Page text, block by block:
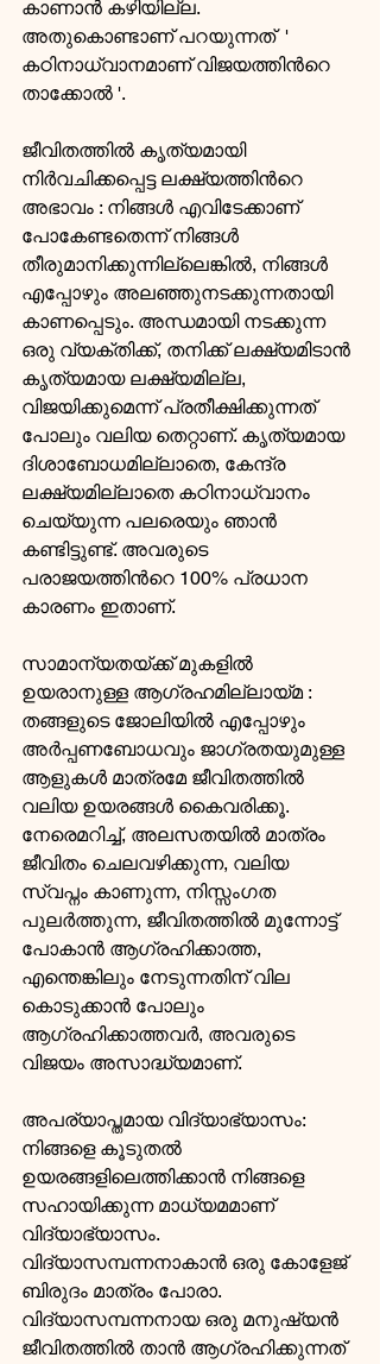
കാണാന്‍ കഴിയില്ല.
അതുകൊണ്ടാണ് പറയുന്നത്  '
കഠിനാധ്വാനമാണ് വിജയത്തിന്‍റെ
താക്കോല്‍ '.
ജീവിതത്തില്‍ കൃത്യമായി
നിര്‍വചിക്കപ്പെട്ട ലക്ഷ്യത്തിന്‍റെ
അഭാവം : നിങ്ങള്‍ എവിടേക്കാണ്
പോകേണ്ടതെന്ന് നിങ്ങള്‍
തീരുമാനിക്കുന്നില്ലെങ്കില്‍, നിങ്ങള്‍
എപ്പോഴും അലഞ്ഞുനടക്കുന്നതായി
കാണപ്പെടും. അന്ധമായി നടക്കുന്ന
ഒരു വ്യക്തിക്ക്, തനിക്ക് ലക്ഷ്യമിടാന്‍
കൃത്യമായ ലക്ഷ്യമില്ല,
വിജയിക്കുമെന്ന് പ്രതീക്ഷിക്കുന്നത്
പോലും വലിയ തെറ്റാണ്. കൃത്യമായ
ദിശാബോധമില്ലാതെ, കേന്ദ്ര
ലക്ഷ്യമില്ലാതെ കഠിനാധ്വാനം
ചെയ്യുന്ന പലരെയും ഞാന്‍
കണ്ടിട്ടുണ്ട്. അവരുടെ
പരാജയത്തിന്‍റെ 100% പ്രധാന
കാരണം ഇതാണ്.
സാമാന്യതയ്ക്ക് മുകളില്‍
ഉയരാനുള്ള ആഗ്രഹമില്ലായ്മ :
തങ്ങളുടെ ജോലിയില്‍ എപ്പോഴും
അര്‍പ്പണബോധവും ജാഗ്രതയുമുള്ള
ആളുകള്‍ മാത്രമേ ജീവിതത്തില്‍
വലിയ ഉയരങ്ങള്‍ കൈവരിക്കൂ.
നേരെമറിച്ച്, അലസതയില്‍ മാത്രം
ജീവിതം ചെലവഴിക്കുന്ന, വലിയ
സ്വപ്നം കാണുന്ന, നിസ്സംഗത
പുലര്‍ത്തുന്ന, ജീവിതത്തില്‍ മുന്നോട്ട്
പോകാന്‍ ആഗ്രഹിക്കാത്ത,
എന്തെങ്കിലും നേടുന്നതിന് വില
കൊടുക്കാന്‍ പോലും
ആഗ്രഹിക്കാത്തവര്‍, അവരുടെ
വിജയം അസാദ്ധ്യമാണ്.
അപര്യാപ്തമായ വിദ്യാഭ്യാസം:
നിങ്ങളെ കൂടുതല്‍
ഉയരങ്ങളിലെത്തിക്കാന്‍ നിങ്ങളെ
സഹായിക്കുന്ന മാധ്യമമാണ്
വിദ്യാഭ്യാസം.
വിദ്യാസമ്പന്നനാകാന്‍ ഒരു കോളേജ്
ബിരുദം മാത്രം പോരാ.
വിദ്യാസമ്പന്നനായ ഒരു മനുഷ്യന്‍
ജീവിതത്തില്‍ താന്‍ ആഗ്രഹിക്കുന്നത്